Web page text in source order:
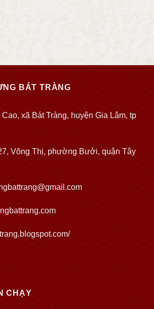
BÁT TRÀNG
xã Bát Tràng, huyện Gia Lâm, tp
Võng Thị, phường Bưởi, quận Tây
CHẠY